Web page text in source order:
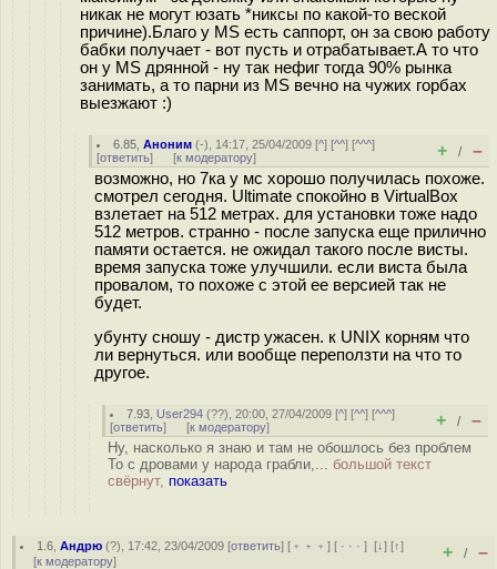
никак не могут юзать *никсы по какой-то веской
причине).Благо у MS есть саппорт, он за свою работу
бабки получает - вот пусть и отрабатывает.А то что
он у MS дрянной - ну так нефиг тогда 90% рынка
занимать, а то парни из MS вечно на чужих горбах
выезжают :)
6.85 ,Аноним (-), 14:17, 25/04/2009 [^] [^^] [^^^]
[ответить] [к модератору] + / –
возможно, но 7ка у мс хорошо получилась похоже.
смотрел сегодня. Ultimate спокойно в VirtualBox
взлетает на 512 метрах. для установки тоже надо
512 метров. странно - после запуска еще прилично
памяти остается. не ожидал такого после висты.
время запуска тоже улучшили. если виста была
провалом, то похоже с этой ее версией так не
будет.
убунту сношу - дистр ужасен. к UNIX корням что
ли вернуться. или вообще переползти на что то
другое.
7.93 User294 (??), 20:00, 27/04/2009 [^] [^^] [^^^]
[ответить] [к модератору] + / –
Ну, насколько я знаю и там не обошлось без проблем
То с дровами у народа грабли,... большой текст
свёрнут, показать
1.6 ,Андрю (?), 17:42, 23/04/2009 [ответить] [ ﹢﹢﹢] [ · · ·][↓] [↑]
[к модератору] + / –